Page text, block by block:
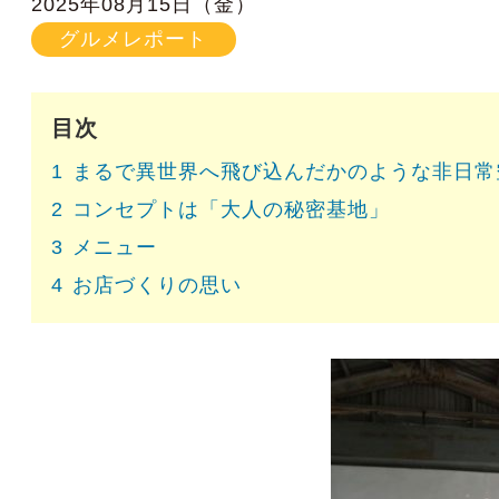
グルメレポート
目次
1
まるで異世界へ飛び込んだかのような非日
2 コンセプトは「大人の秘密基地」
3
メニュー
4 お店づくりの思い